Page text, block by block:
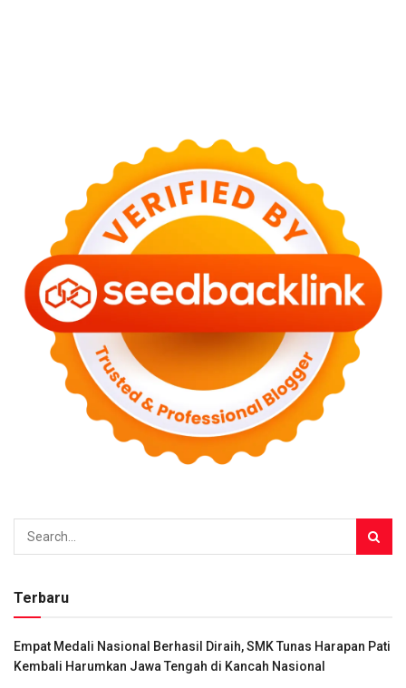
Terbaru
Empat Medali Nasional Berhasil Diraih, SMK Tunas Harapan Pati
Kembali Harumkan Jawa Tengah di Kancah Nasional